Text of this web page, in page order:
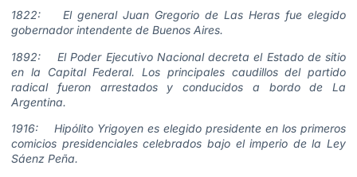
1822: El general Juan Gregorio de Las Heras fue elegido
gobernador intendente de Buenos Aires.
1892: El Poder Ejecutivo Nacional decreta el Estado de sitio
en la Capital Federal. Los principales caudillos del partido
radical fueron arrestados y conducidos a bordo de La
Argentina.
1916: Hipólito Yrigoyen es elegido presidente en los primeros
comicios presidenciales celebrados bajo el imperio de la Ley
Sáenz Peña.